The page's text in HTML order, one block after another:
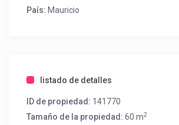
País: Mauricio
listado de detalles
ID de propiedad: 141770
Tamaño de la propiedad: 60 m2